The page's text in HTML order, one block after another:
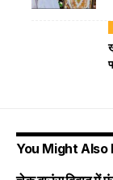
You Might Also